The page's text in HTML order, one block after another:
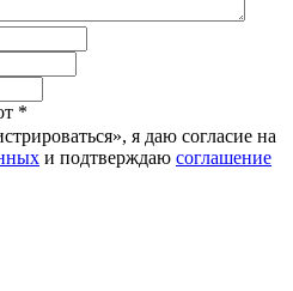
*
я даю согласие на
и подтверждаю соглашение